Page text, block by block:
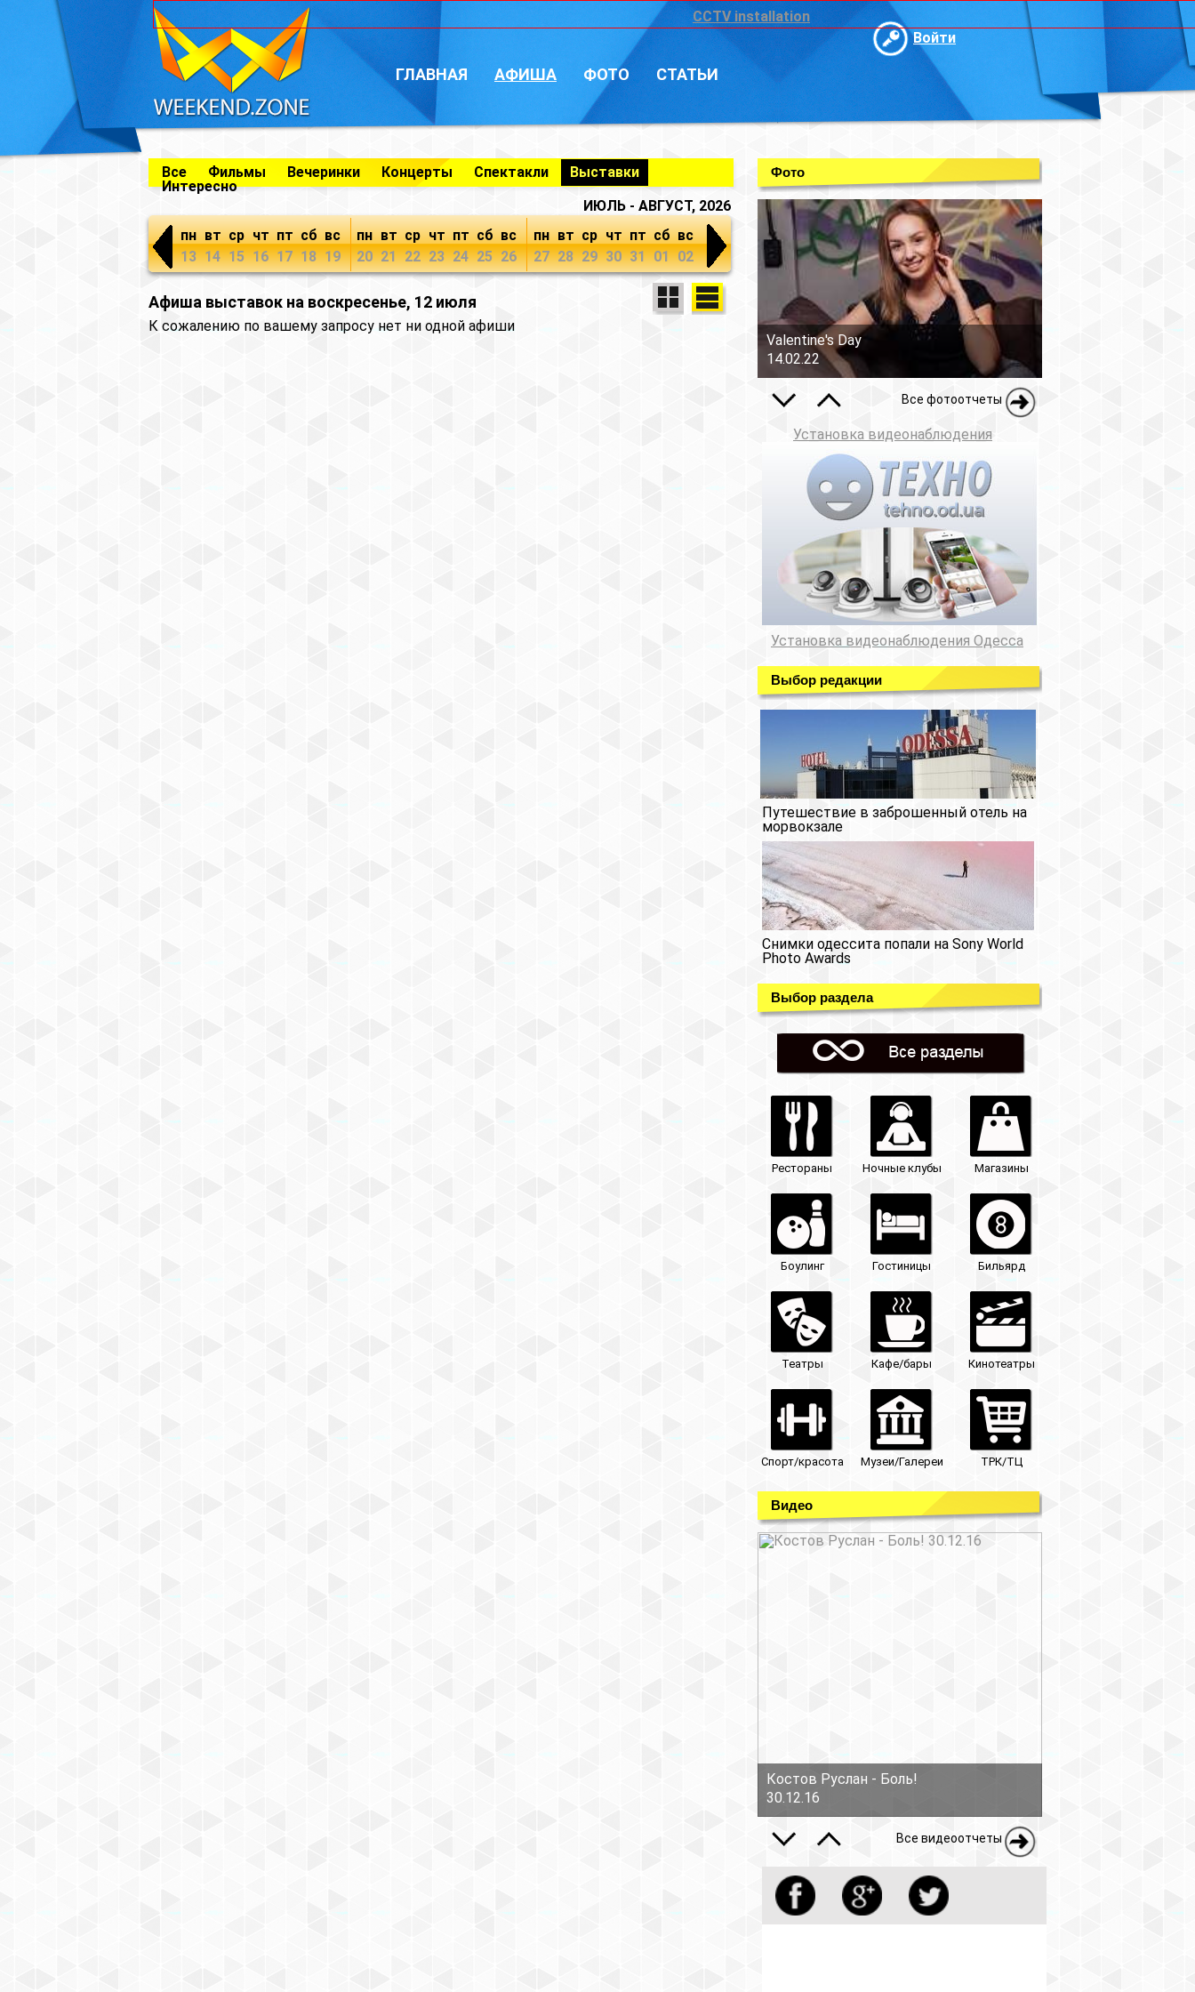
CCTV installation
Войти
ГЛАВНАЯ АФИША ФОТО СТАТЬИ
Все Фильмы Вечеринки Концерты Спектакли
Выставки
Интересно
ИЮЛЬ - АВГУСТ, 2026
пн
13
вт
14
ср
15
чт
16
пт
17
сб
18
вс
19
пн
20
вт
21
ср
22
чт
23
пт
24
сб
25
вс
26
пн
27
вт
28
ср
29
чт
30
пт
31
сб
01
вс
02
Афиша выставок на воскресенье, 12 июля
К сожалению по вашему запросу нет ни одной афиши
Фото
Valentine's Day
14.02.22
Все фотоотчеты
Установка видеонаблюдения
Установка видеонаблюдения Одесса
Выбор редакции
Путешествие в заброшенный отель на
морвокзале
Снимки одессита попали на Sony World
Photo Awards
Выбор раздела
Рестораны Ночные клубы Магазины
Боулинг Гостиницы Бильярд
Театры Кафе/бары Кинотеатры
Спорт/красота Музеи/Галереи ТРК/ТЦ
Видео
Костов Руслан - Боль!
30.12.16
Все видеоотчеты